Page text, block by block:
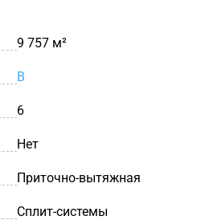
9 757 м²
B
6
Нет
Приточно-вытяжная
Сплит-системы